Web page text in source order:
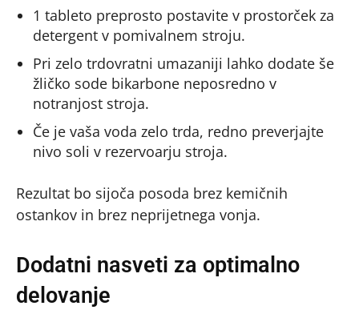
1 tableto preprosto postavite v prostorček za
detergent v pomivalnem stroju.
Pri zelo trdovratni umazaniji lahko dodate še
žličko sode bikarbone neposredno v
notranjost stroja.
Če je vaša voda zelo trda, redno preverjajte
nivo soli v rezervoarju stroja.
Rezultat bo sijoča posoda brez kemičnih
ostankov in brez neprijetnega vonja.
Dodatni nasveti za optimalno
delovanje